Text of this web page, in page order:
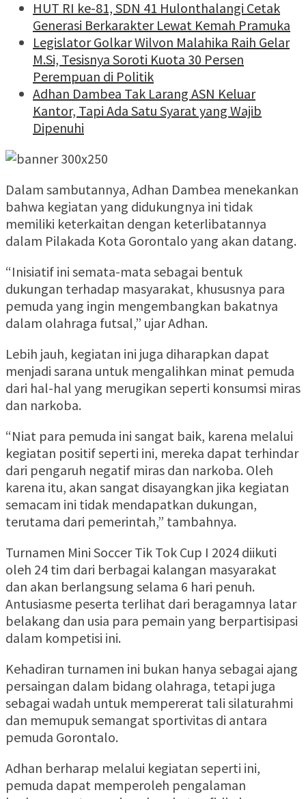
HUT RI ke-81, SDN 41 Hulonthalangi Cetak
Generasi Berkarakter Lewat Kemah Pramuka
Legislator Golkar Wilvon Malahika Raih Gelar
M.Si, Tesisnya Soroti Kuota 30 Persen
Perempuan di Politik
Adhan Dambea Tak Larang ASN Keluar
Kantor, Tapi Ada Satu Syarat yang Wajib
Dipenuhi
Dalam sambutannya, Adhan Dambea menekankan
bahwa kegiatan yang didukungnya ini tidak
memiliki keterkaitan dengan keterlibatannya
dalam Pilakada Kota Gorontalo yang akan datang.
“Inisiatif ini semata-mata sebagai bentuk
dukungan terhadap masyarakat, khususnya para
pemuda yang ingin mengembangkan bakatnya
dalam olahraga futsal,” ujar Adhan.
Lebih jauh, kegiatan ini juga diharapkan dapat
menjadi sarana untuk mengalihkan minat pemuda
dari hal-hal yang merugikan seperti konsumsi miras
dan narkoba.
“Niat para pemuda ini sangat baik, karena melalui
kegiatan positif seperti ini, mereka dapat terhindar
dari pengaruh negatif miras dan narkoba. Oleh
karena itu, akan sangat disayangkan jika kegiatan
semacam ini tidak mendapatkan dukungan,
terutama dari pemerintah,” tambahnya.
Turnamen Mini Soccer Tik Tok Cup I 2024 diikuti
oleh 24 tim dari berbagai kalangan masyarakat
dan akan berlangsung selama 6 hari penuh.
Antusiasme peserta terlihat dari beragamnya latar
belakang dan usia para pemain yang berpartisipasi
dalam kompetisi ini.
Kehadiran turnamen ini bukan hanya sebagai ajang
persaingan dalam bidang olahraga, tetapi juga
sebagai wadah untuk mempererat tali silaturahmi
dan memupuk semangat sportivitas di antara
pemuda Gorontalo.
Adhan berharap melalui kegiatan seperti ini,
pemuda dapat memperoleh pengalaman